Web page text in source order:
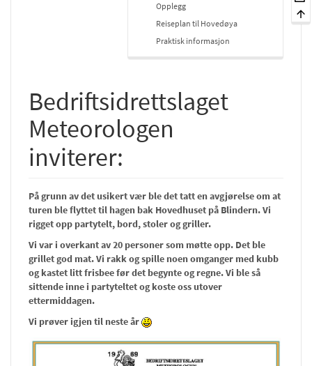
Opplegg
Reiseplan til Hovedøya
Praktisk informasjon
Bedriftsidrettslaget
Meteorologen
inviterer:
På grunn av det usikert vær ble det tatt en avgjørelse om at
turen ble flyttet til hagen bak Hovedhuset på Blindern. Vi
rigget opp partytelt, bord, stoler og griller.
Vi var i overkant av 20 personer som møtte opp. Det ble
grillet god mat. Vi rakk og spille noen omganger med kubb
og kastet litt frisbee før det begynte og regne. Vi ble så
sittende inne i partyteltet og koste oss utover
ettermiddagen.
Vi prøver igjen til neste år